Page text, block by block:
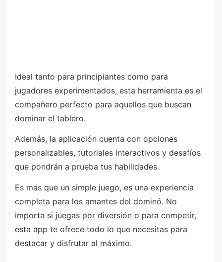
Ideal tanto para principiantes como para
jugadores experimentados, esta herramienta es el
compañero perfecto para aquellos que buscan
dominar el tablero.
Además, la aplicación cuenta con opciones
personalizables, tutoriales interactivos y desafíos
que pondrán a prueba tus habilidades.
Es más que un simple juego, es una experiencia
completa para los amantes del dominó. No
importa si juegas por diversión o para competir,
esta app te ofrece todo lo que necesitas para
destacar y disfrutar al máximo.